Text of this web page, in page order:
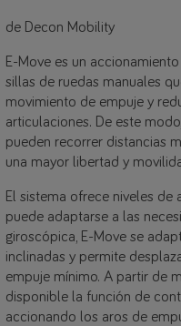
de Decon Mobility
E-Move es un
sillas de ruedas manuales
movimiento de empuje y
articulaciones. De este
pueden recorrer distancias
una mayor libertad y
El sistema ofrece niveles
puede adaptarse a las
giroscópica, E-Move se
inclinadas y permite
empuje mínimo. A partir de
disponible la función de
accionando los aros de